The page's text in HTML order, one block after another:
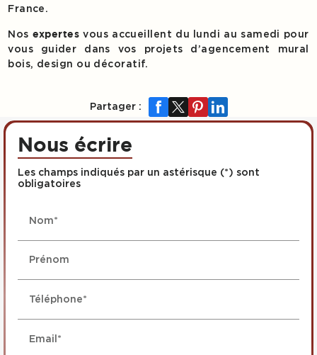
France.
Nos expertes vous accueillent du lundi au samedi pour
vous guider dans vos projets d’agencement mural
bois, design ou décoratif.
Partager :
Nous écrire
Les champs indiqués par un astérisque (*) sont
obligatoires
Nom*
Prénom
Téléphone*
Email*